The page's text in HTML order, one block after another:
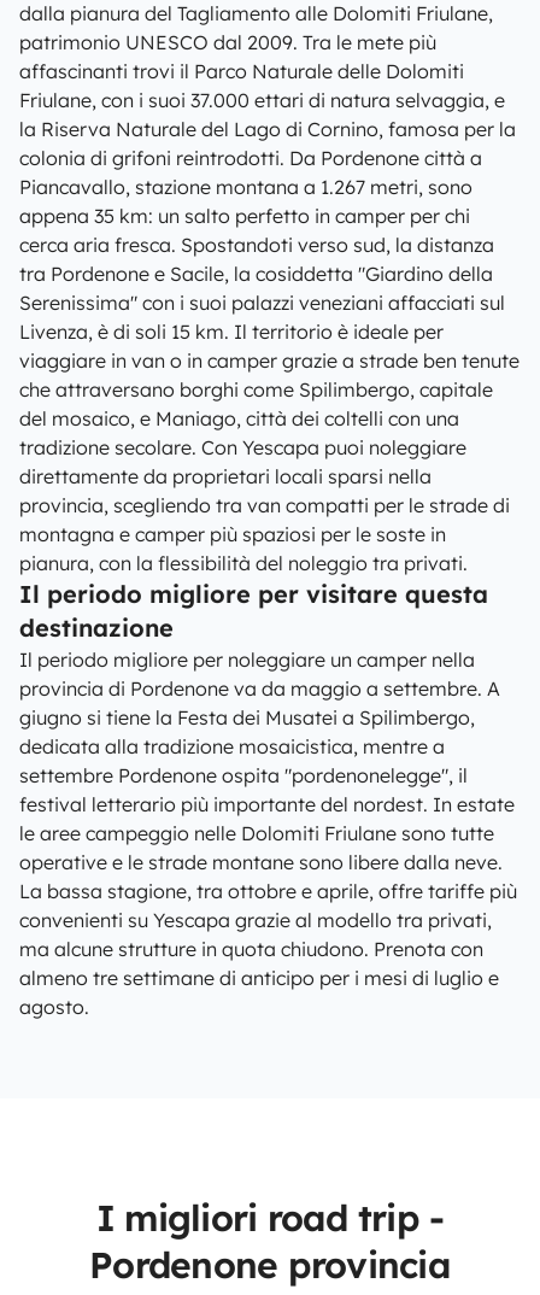
dalla pianura del Tagliamento alle Dolomiti Friulane,
patrimonio UNESCO dal 2009. Tra le mete più
affascinanti trovi il Parco Naturale delle Dolomiti
Friulane, con i suoi 37.000 ettari di natura selvaggia, e
la Riserva Naturale del Lago di Cornino, famosa per la
colonia di grifoni reintrodotti. Da Pordenone città a
Piancavallo, stazione montana a 1.267 metri, sono
appena 35 km: un salto perfetto in camper per chi
cerca aria fresca. Spostandoti verso sud, la distanza
tra Pordenone e Sacile, la cosiddetta "Giardino della
Serenissima" con i suoi palazzi veneziani affacciati sul
Livenza, è di soli 15 km. Il territorio è ideale per
viaggiare in van o in camper grazie a strade ben tenute
che attraversano borghi come Spilimbergo, capitale
del mosaico, e Maniago, città dei coltelli con una
tradizione secolare. Con Yescapa puoi noleggiare
direttamente da proprietari locali sparsi nella
provincia, scegliendo tra van compatti per le strade di
montagna e camper più spaziosi per le soste in
pianura, con la flessibilità del noleggio tra privati.
Il periodo migliore per visitare questa
destinazione
Il periodo migliore per noleggiare un camper nella
provincia di Pordenone va da maggio a settembre. A
giugno si tiene la Festa dei Musatei a Spilimbergo,
dedicata alla tradizione mosaicistica, mentre a
settembre Pordenone ospita "pordenonelegge", il
festival letterario più importante del nordest. In estate
le aree campeggio nelle Dolomiti Friulane sono tutte
operative e le strade montane sono libere dalla neve.
La bassa stagione, tra ottobre e aprile, offre tariffe più
convenienti su Yescapa grazie al modello tra privati,
ma alcune strutture in quota chiudono. Prenota con
almeno tre settimane di anticipo per i mesi di luglio e
agosto.
I migliori road trip -
Pordenone provincia